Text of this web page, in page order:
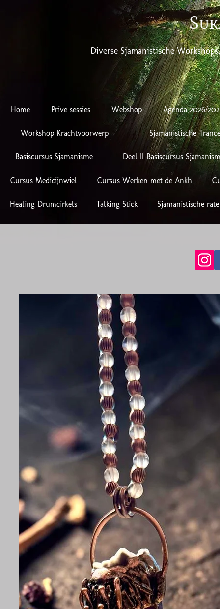
Diverse Sjamanistische
Home Prive sessies Webshop Agenda 2026/
Workshop Krachtvoorwerp Sjamanistische
Basiscursus Sjamanisme Deel II Basiscursus
Cursus Medicijnwiel Cursus Werken met de Ankh
Healing Drumcirkels Talking Stick Sjamanistische